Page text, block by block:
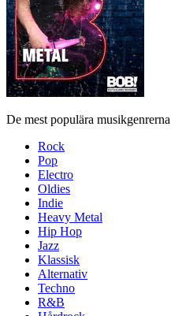
De mest populära musikgenrerna
Rock
Pop
Electro
Oldies
Indie
Heavy Metal
Hip Hop
Jazz
Klassisk
Alternativ
Techno
R&B